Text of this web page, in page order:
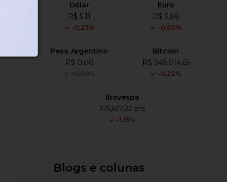
Dólar
R$ 5,11
-0,23%
Euro
R$ 5,88
-0,60%
Peso Argentino
R$ 0,00
+0,00%
Bitcoin
R$ 349,014,65
-0,22%
Ibovespa
175,617,22 pts
-1.19%
Blogs e colunas